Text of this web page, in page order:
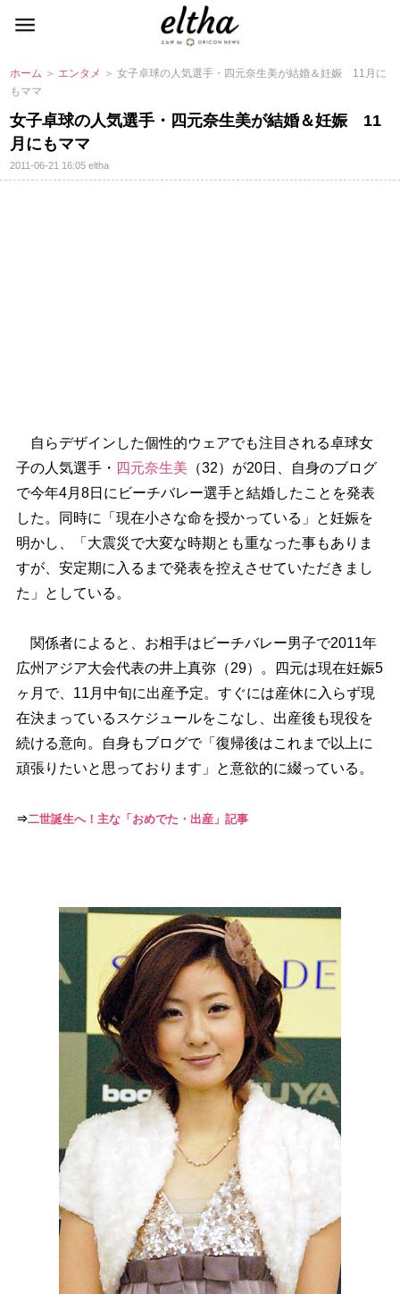
ホーム ＞ エンタメ ＞ 女子卓球の人気選手・四元奈生美が結婚＆妊娠 11月に
もママ
女子卓球の人気選手・四元奈生美が結婚＆妊娠 11
月にもママ
2011-06-21 16:05eltha
自らデザインした個性的ウェアでも注目される卓球女
子の人気選手・ 四元奈生美 （32）が20日、自身のブログ
で今年4月8日にビーチバレー選手と結婚したことを発表
した。同時に「現在小さな命を授かっている」と妊娠を
明かし、「大震災で大変な時期とも重なった事もありま
すが、安定期に入るまで発表を控えさせていただきまし
た」としている。
関係者によると、お相手はビーチバレー男子で2011年
広州アジア大会代表の井上真弥（29）。四元は現在妊娠5
ヶ月で、11月中旬に出産予定。すぐには産休に入らず現
在決まっているスケジュールをこなし、出産後も現役を
続ける意向。自身もブログで「復帰後はこれまで以上に
頑張りたいと思っております」と意欲的に綴っている。
⇒二世誕生へ！主な「おめでた・出産」記事